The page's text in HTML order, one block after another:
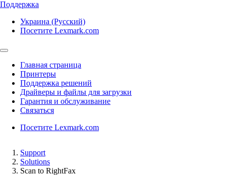
Поддержка
Украина (Русский)
Посетите Lexmark.com
Главная страница
Принтеры
Поддержка решений
Драйверы и файлы для загрузки
Гарантия и обслуживание
Связаться
Посетите Lexmark.com
Support
Solutions
Scan to RightFax